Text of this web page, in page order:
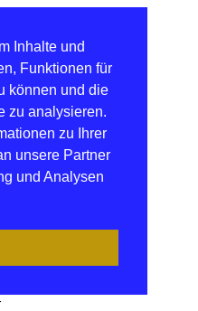
Inhalte und
Funktionen für
können und die
zu analysieren.
zu Ihrer
unsere Partner
und Analysen